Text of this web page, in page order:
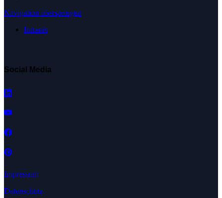
Navigation überspringen
Intranet
Social Media
Impressum
Datenschutz